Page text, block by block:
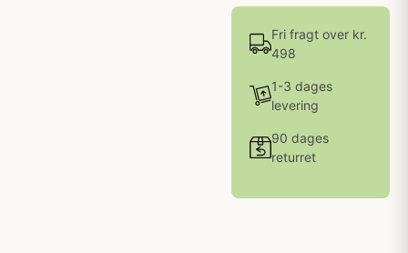
Fri fragt over kr.
498
1-3 dages
levering
90 dages
returret